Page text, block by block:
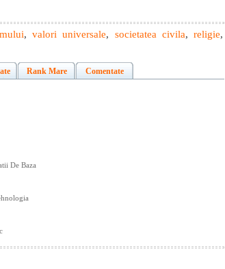
,valori universale, societatea civila,religie,
Rank Mare Comentate
De Baza